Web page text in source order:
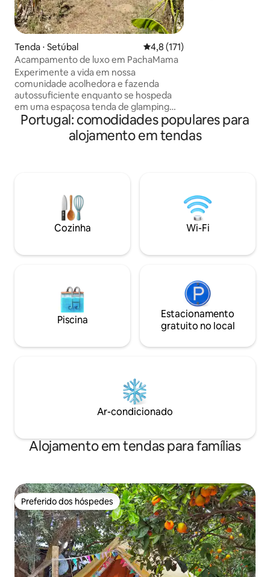
Tenda ⋅ Setúbal 4,8 de uma avaliação média de
4,8 (171)
Acampamento de luxo em PachaMama
Experimente a vida em nossa
comunidade acolhedora e fazenda
autossuficiente enquanto se hospeda
em uma espaçosa tenda de glamping
feita de fibras naturais. Rodeado pela
natureza, um lugar perfeito para relaxar
e curtir uma estadia única na fazenda.
aconchegante (estas comodidades são
compartilhadas com outros hóspedes).
Localizado a uma curta caminhada do
histórico Alcácer do Sal e a apenas 20
praias da Comporta.
com móveis
TV/ Wi-Fi
Portugal: comodidades populares para
alojamento em tendas
Cozinha Wi-Fi
Piscina
Estacionamento
gratuito no local
Ar-condicionado
Alojamento em tendas para famílias
Preferido dos hóspedes
Preferido dos hóspedes